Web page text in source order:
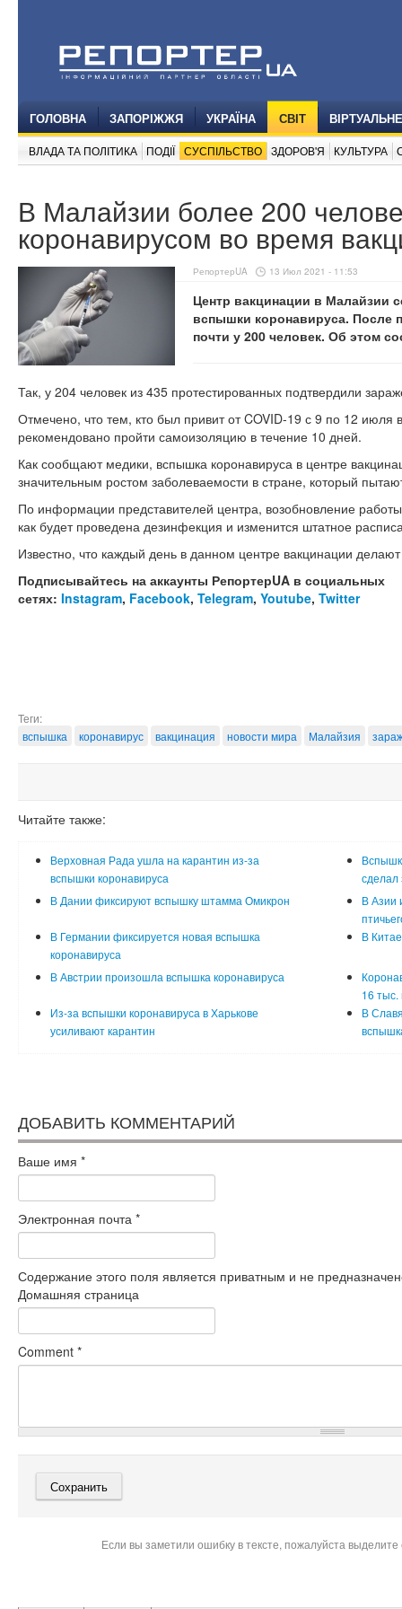
ГОЛОВНА ЗАПОРІЖЖЯ УКРАЇНА СВІТ
ВЛАДА ТА ПОЛІТИКА ПОДІЇ СУСПІЛЬСТВО ЗДОРОВ'Я КУЛЬТУРА
В Малайзии более 200
коронавирусом во время
РепортерUA 13 Июл 2021 - 11:53
Центр вакцинации в Малайзии
вспышки коронавируса. После
почти у 200 человек. Об этом
Так, у 204 человек из 435 протестированных подтвердили
Отмечено, что тем, кто был привит от COVID-19 с 9 по 12 июля
рекомендовано пройти самоизоляцию в течение 10 дней.
Как сообщают медики, вспышка коронавируса в центре
значительным ростом заболеваемости в стране, который
По информации представителей центра, возобновление работы
как будет проведена дезинфекция и изменится штатное
Известно, что каждый день в данном центре вакцинации
Подписывайтесь на аккаунты РепортерUA в социальных
сетях: Instagram, Facebook, Telegram, Youtube, Twitter
Теги:
вспышка
коронавирус вакцинация новости мира Малайзия
Читайте также:
Верховная Рада ушла на карантин из-за
вспышки коронавируса
сделал
В Дании фиксируют вспышку штамма Омикрон
В Азии
В Германии фиксируется новая вспышка
коронавируса
В
В Австрии произошла вспышка коронавируса
16 тыс.
Из-за вспышки коронавируса в Харькове
усиливают карантин
В
ДОБАВИТЬ КОММЕНТАРИЙ
Ваше имя *
Электронная почта *
Содержание этого поля является приватным и не
Домашняя страница
Comment *
Если вы заметили ошибку в тексте, пожалуйста